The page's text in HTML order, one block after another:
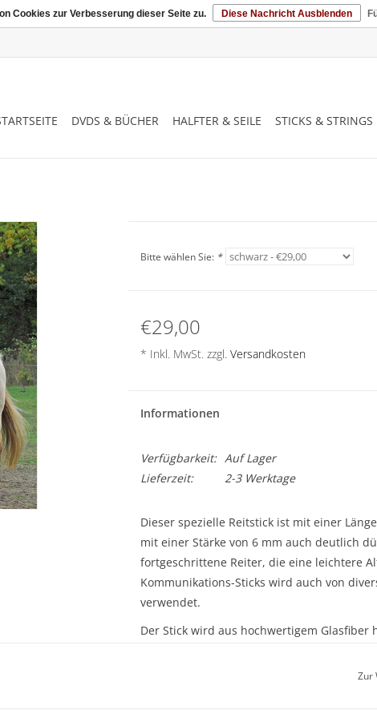
DVDS & BÜCHER HALFTER & SEILE STICKS & STRINGS
Bitte wählen Sie: *
€29,00
* Inkl. MwSt. zzgl. Versandkosten
Informationen
Verfügbarkeit: Auf Lager
Lieferzeit:
2-3 Werktage
Dieser spezielle Reitstick ist mit einer
mit einer Stärke von 6 mm auch deutlich
fortgeschrittene Reiter, die eine leichtere
Kommunikations-Sticks wird auch von
verwendet.
Der Stick wird aus hochwertigem
man auch hiermit dem Pferd ein GefühlZur
Cookies zur Verbesserung dieser Seite zu. Diese Nachricht Ausblenden